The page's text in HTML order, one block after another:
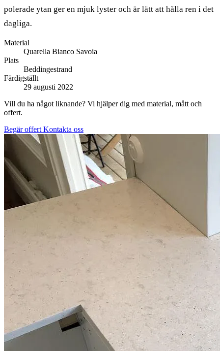
polerade ytan ger en mjuk lyster och är lätt att hålla ren i det
dagliga.
Material
Quarella Bianco Savoia
Plats
Beddingestrand
Färdigställt
29 augusti 2022
Vill du ha något liknande? Vi hjälper dig med material, mått och
offert.
Begär offert Kontakta oss